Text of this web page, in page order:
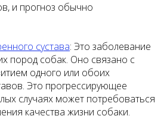
и прогноз обычно
сустава: Это заболевание
пород собак. Оно связано с
одного или обоих
Это прогрессирующее
случаях может потребоваться
качества жизни собаки.